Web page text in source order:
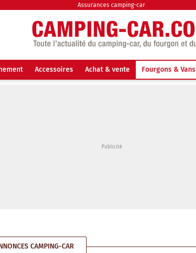
Assurances camping-car
Accessoires Achat & vente Fourgons & Vans
CAMPING-CAR